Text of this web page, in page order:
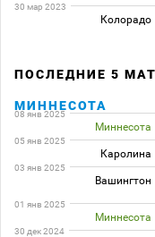
30 мар 2023
Колорадо
ПОСЛЕДНИЕ 5
МИННЕСОТА
08 янв 2025
Миннесота
05 янв 2025
Каролина
03 янв 2025
Вашингтон
01 янв 2025
Миннесота
30 дек 2024